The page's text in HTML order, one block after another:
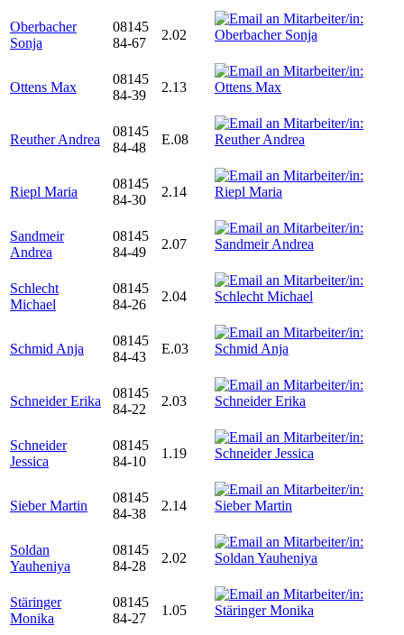
Oberbacher
Sonja
08145
84-67
2.02
Ottens Max
08145
84-39
2.13
Reuther Andrea
08145
84-48
E.08
Riepl Maria
08145
84-30
2.14
Sandmeir
Andrea
08145
84-49
2.07
Schlecht
Michael
08145
84-26
2.04
Schmid Anja
08145
84-43
E.03
Schneider Erika
08145
84-22
2.03
Schneider
Jessica
08145
84-10
1.19
Sieber Martin
08145
84-38
2.14
Soldan
Yauheniya
08145
84-28
2.02
Stäringer
Monika
08145
84-27
1.05